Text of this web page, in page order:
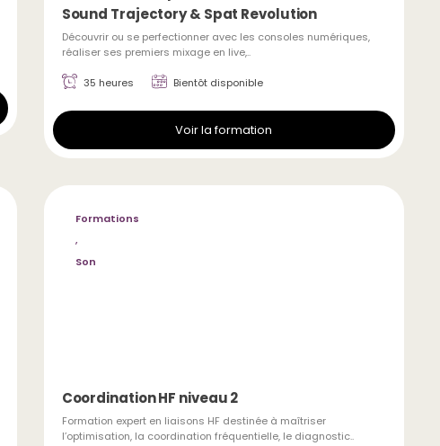
Sound Trajectory & Spat Revolution
Découvrir ou se perfectionner avec les consoles numériques,
réaliser ses premiers mixage en live,..
35 heures Bientôt disponible
Voir la formation
Coordination HF niveau 2
Formation expert en liaisons HF destinée à maîtriser
l’optimisation, la coordination fréquentielle, le diagnostic..
Formations
,
Son